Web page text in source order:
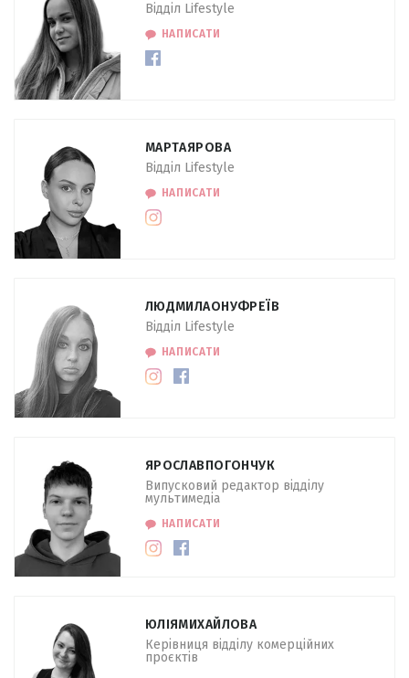
Відділ Lifestyle
НАПИСАТИ
МАРТАЯРОВА
Відділ Lifestyle
НАПИСАТИ
ЛЮДМИЛАОНУФРЕЇВ
Відділ Lifestyle
НАПИСАТИ
ЯРОСЛАВПОГОНЧУК
Випусковий редактор відділу
мультимедіа
НАПИСАТИ
ЮЛІЯМИХАЙЛОВА
Керівниця відділу комерційних
проєктів